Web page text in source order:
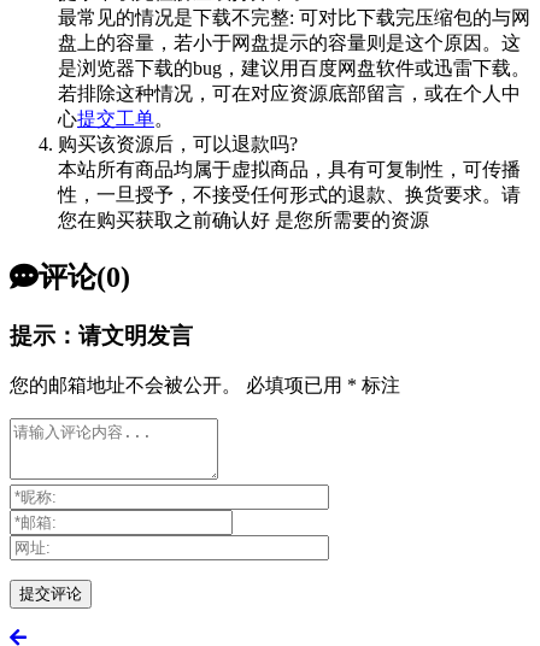
最常见的情况是下载不完整: 可对比下载完压缩包的与网
盘上的容量，若小于网盘提示的容量则是这个原因。这
是浏览器下载的bug，建议用百度网盘软件或迅雷下载。
若排除这种情况，可在对应资源底部留言，或在个人中
心提交工单。
购买该资源后，可以退款吗?
本站所有商品均属于虚拟商品，具有可复制性，可传播
性，一旦授予，不接受任何形式的退款、换货要求。请
您在购买获取之前确认好 是您所需要的资源
评论(0)
提示：请文明发言
您的邮箱地址不会被公开。 必填项已用 * 标注